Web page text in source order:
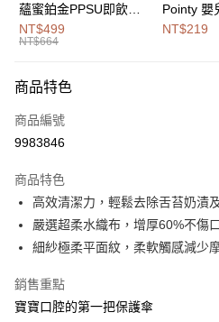
全盈+PAY
大哥付你分期
【大哥付你分期使用說明】
2.付款方式選擇「大哥付你分期」，訂單
流程，驗證手機門號後，選擇欲分期的期
3.實際核准額度、可分期數及費用金額
4.訂單成立30分鐘內，如未前往確認交易
消。如遇「轉專審核」未通過狀況，表示
法說明評估內容。
1.分期款項不併入電信帳單，「大哥付你
2.透過簡訊連結打開帳單後，可選擇「超
帳／街口支付／iPASS MONEY」等通路
相關說明
【關於「AFTEE先享後付」】
便利好安心！
１．簡單：不需註冊會員、不需綁卡、
２．便利：只要手機號碼，簡訊認證，即
３．安心：先確認商品／服務後，再付款
１．於結帳方式選擇「AFTEE先享後付
結帳頁面，進行簡訊認證並確認金額後，
２．訂單成立數日內，您將收到繳費通知
相關說明
「Hami Point」為中華電信所提供之點數
會員帳號後，即可在購物車使用 Hami
ATM付款
付款後全家取貨
每筆NT$100，滿NT$999(含以上)免
蘊蜜鉑金PPSU即飲水
壺400ml
NT$499
NT$664
Pointy 嬰
套 (100入)
NT$219
商品特色
商品編號
9983846
商品特色
高效清潔力，輕鬆去除舌苔奶漬
嚴選超柔水織布，增厚60%不傷
細紗極柔平面紋，柔軟觸感減少
銷售重點
寶寶口腔的第一把保護傘